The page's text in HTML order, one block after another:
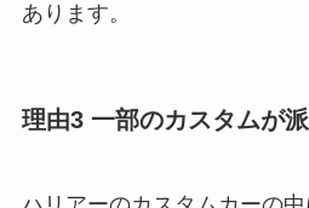
あります。
理由3 一部のカスタムが